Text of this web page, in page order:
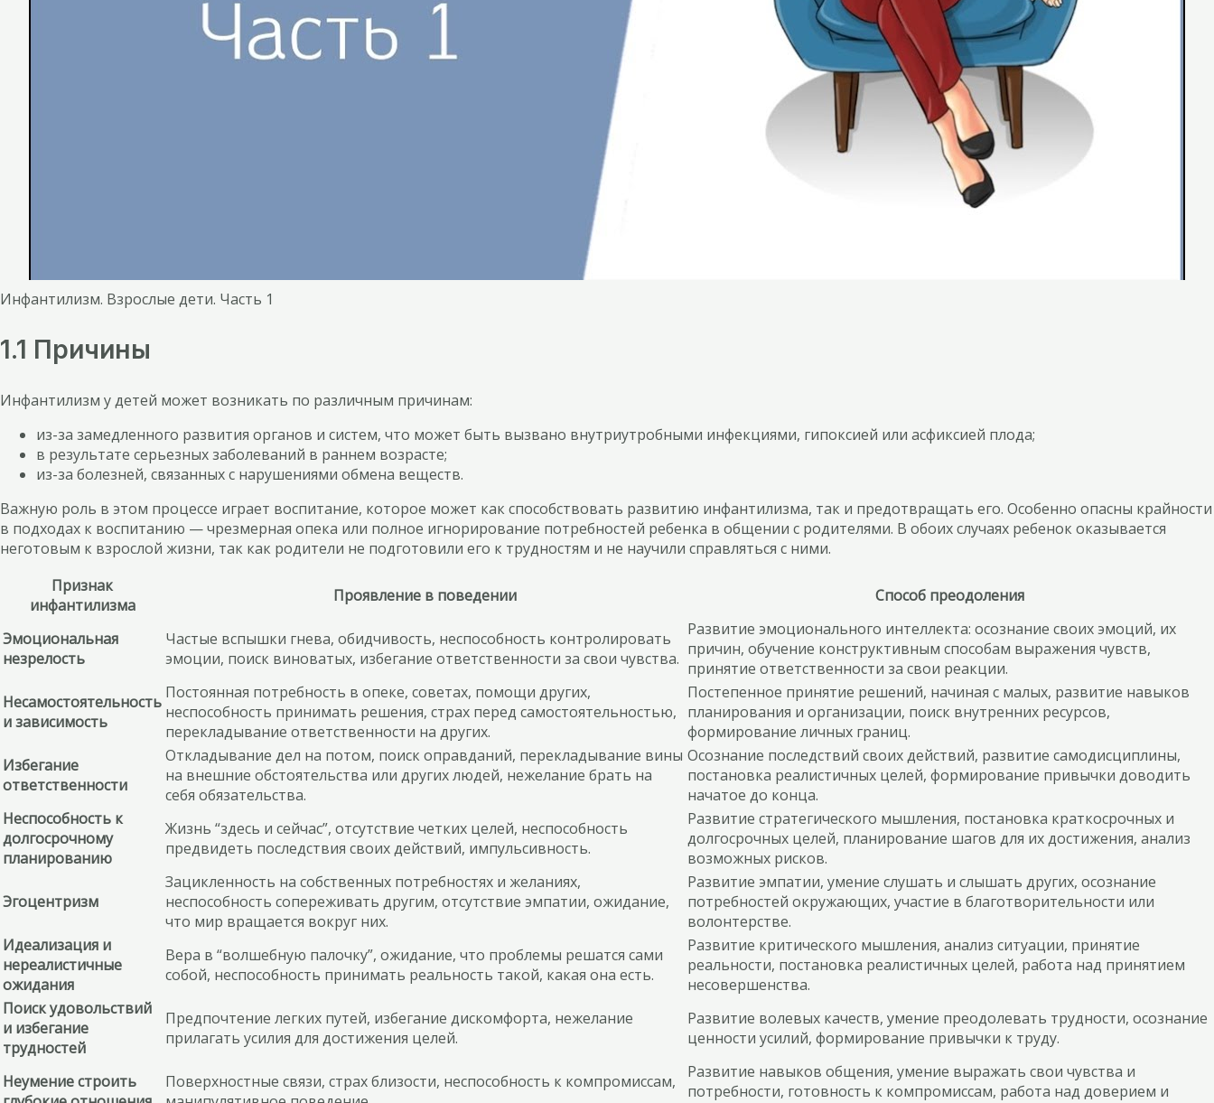
Инфантилизм. Взрослые дети. Часть 1
1.1 Причины
Инфантилизм у детей может возникать по различным причинам:
из-за замедленного развития органов и систем, что может быть вызвано внутриутробными инфекциями, гипоксией или асфиксией плода;
в результате серьезных заболеваний в раннем возрасте;
из-за болезней, связанных с нарушениями обмена веществ.
Важную роль в этом процессе играет воспитание, которое может как способствовать развитию инфантилизма, так и предотвращать его. Особенно опасны крайности
в подходах к воспитанию — чрезмерная опека или полное игнорирование потребностей ребенка в общении с родителями. В обоих случаях ребенок оказывается
неготовым к взрослой жизни, так как родители не подготовили его к трудностям и не научили справляться с ними.
Признак
инфантилизма
Проявление в поведении Способ преодоления
Эмоциональная
незрелость
Частые вспышки гнева, обидчивость, неспособность контролировать
эмоции, поиск виноватых, избегание ответственности за свои чувства.
Развитие эмоционального интеллекта: осознание своих эмоций, их
причин, обучение конструктивным способам выражения чувств,
принятие ответственности за свои реакции.
Несамостоятельность
и зависимость
Постоянная потребность в опеке, советах, помощи других,
неспособность принимать решения, страх перед самостоятельностью,
перекладывание ответственности на других.
Постепенное принятие решений, начиная с малых, развитие навыков
планирования и организации, поиск внутренних ресурсов,
формирование личных границ.
Избегание
ответственности
Откладывание дел на потом, поиск оправданий, перекладывание вины
на внешние обстоятельства или других людей, нежелание брать на
себя обязательства.
Осознание последствий своих действий, развитие самодисциплины,
постановка реалистичных целей, формирование привычки доводить
начатое до конца.
Неспособность к
долгосрочному
планированию
Жизнь “здесь и сейчас”, отсутствие четких целей, неспособность
предвидеть последствия своих действий, импульсивность.
Развитие стратегического мышления, постановка краткосрочных и
долгосрочных целей, планирование шагов для их достижения, анализ
возможных рисков.
Эгоцентризм
Зацикленность на собственных потребностях и желаниях,
неспособность сопереживать другим, отсутствие эмпатии, ожидание,
что мир вращается вокруг них.
Развитие эмпатии, умение слушать и слышать других, осознание
потребностей окружающих, участие в благотворительности или
волонтерстве.
Идеализация и
нереалистичные
ожидания
Вера в “волшебную палочку”, ожидание, что проблемы решатся сами
собой, неспособность принимать реальность такой, какая она есть.
Развитие критического мышления, анализ ситуации, принятие
реальности, постановка реалистичных целей, работа над принятием
несовершенства.
Поиск удовольствий
и избегание
трудностей
Предпочтение легких путей, избегание дискомфорта, нежелание
прилагать усилия для достижения целей.
Развитие волевых качеств, умение преодолевать трудности, осознание
ценности усилий, формирование привычки к труду.
Неумение строить
Поверхностные связи, страх близости, неспособность к компромиссам,
Развитие навыков общения, умение выражать свои чувства и
потребности, готовность к компромиссам, работа над доверием и